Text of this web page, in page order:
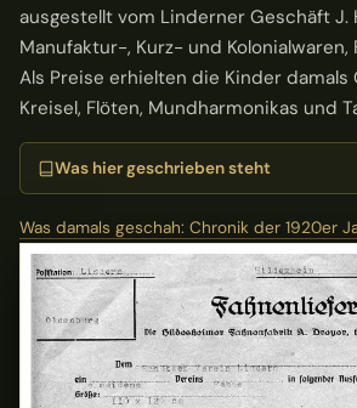
ausgestellt vom Linderner Geschäft J.
Manufaktur-, Kurz- und Kolonialwaren,
Als Preise erhielten die Kinder damals
Kreisel, Flöten, Mundharmonikas und
Was hier geschrieben steht
Was damals geschah: Chronik der 1920er